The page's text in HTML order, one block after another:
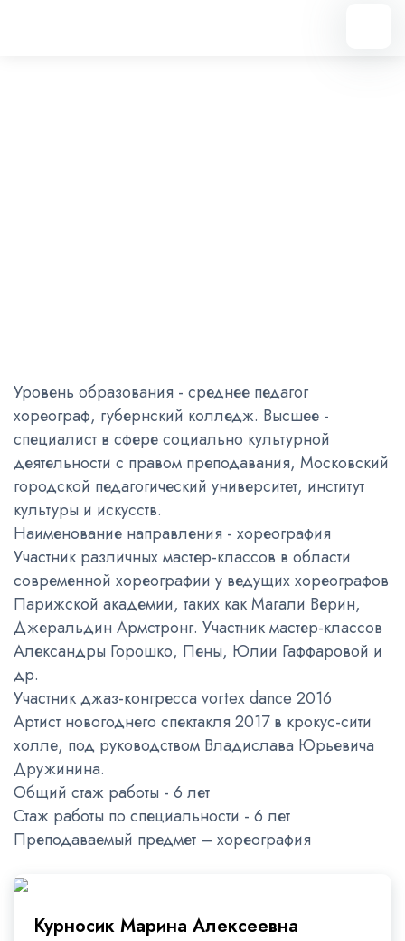
Уровень образования - среднее педагог
хореограф, губернский колледж. Высшее -
специалист в сфере социально культурной
деятельности с правом преподавания, Московский
городской педагогический университет, институт
культуры и искусств.
Наименование направления - хореография
Участник различных мастер-классов в области
современной хореографии у ведущих хореографов
Парижской академии, таких как Магали Верин,
Джеральдин Армстронг. Участник мастер-классов
Александры Горошко, Пены, Юлии Гаффаровой и
др.
Участник джаз-конгресса vortex dance 2016
Артист новогоднего спектакля 2017 в крокус-сити
холле, под руководством Владислава Юрьевича
Дружинина.
Общий стаж работы - 6 лет
Стаж работы по специальности - 6 лет
Преподаваемый предмет – хореография
Курносик Марина Алексеевна